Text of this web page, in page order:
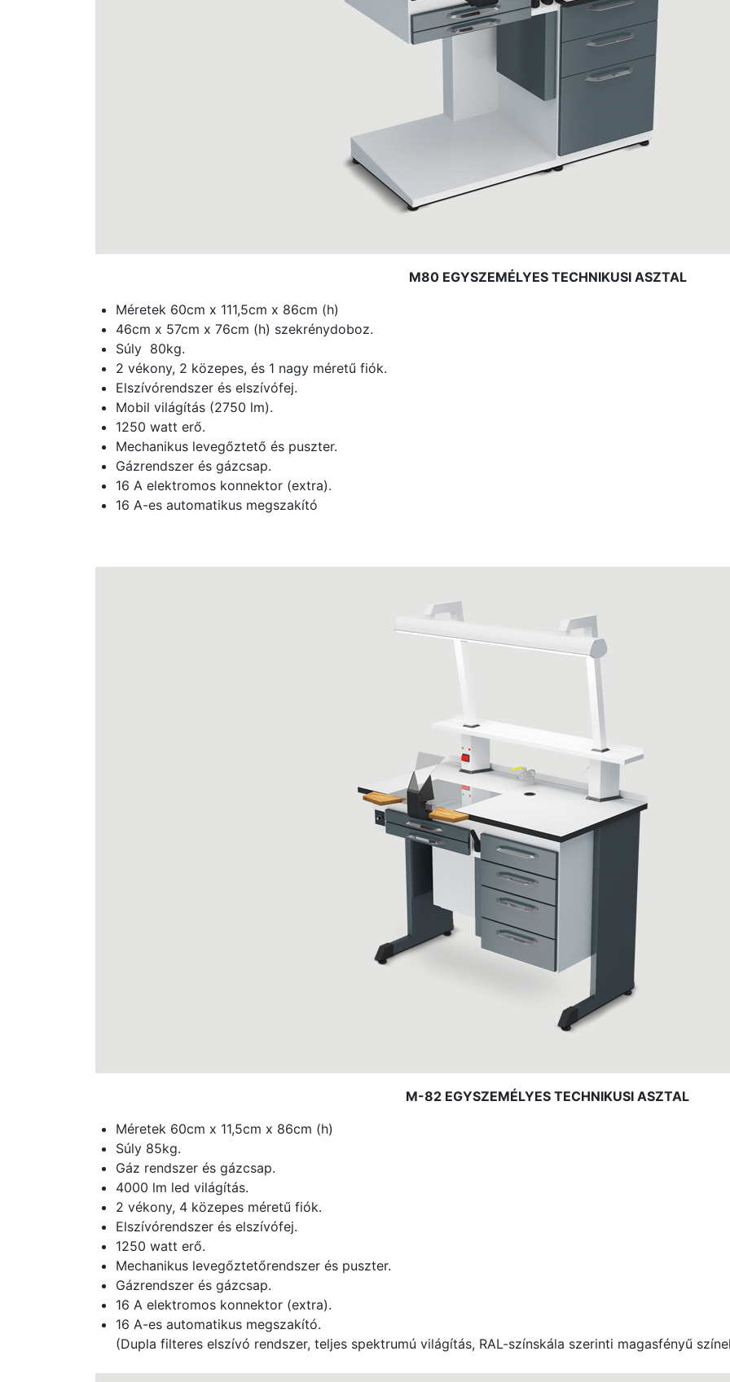
M80 EGYSZEMÉLYES TECHNIKUSI ASZTAL
Méretek 60cm x 111,5cm x 86cm (h)
46cm x 57cm x 76cm (h) szekrénydoboz.
Súly 80kg.
2 vékony, 2 közepes, és 1 nagy méretű fiók.
Elszívórendszer és elszívófej.
Mobil világítás (2750 lm).
1250 watt erő.
Mechanikus levegőztető és puszter.
Gázrendszer és gázcsap.
16 A elektromos konnektor (extra).
16 A-es automatikus megszakító
M-82 EGYSZEMÉLYES TECHNIKUSI ASZTAL
Méretek 60cm x 11,5cm x 86cm (h)
Súly 85kg.
Gáz rendszer és gázcsap.
4000 lm led világítás.
2 vékony, 4 közepes méretű fiók.
Elszívórendszer és elszívófej.
1250 watt erő.
Mechanikus levegőztetőrendszer és puszter.
Gázrendszer és gázcsap.
16 A elektromos konnektor (extra).
16 A-es automatikus megszakító.
(Dupla filteres elszívó rendszer, teljes spektrumú világítás, RAL-színskála szerinti magasfényű